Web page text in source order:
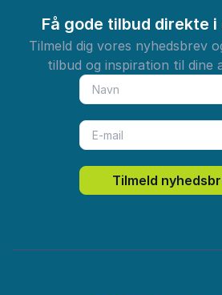
Få gode tilbud direkte i
Tilmeld dig vores nyhedsbrev
tilbud og inspiration til dine
Tilmeld